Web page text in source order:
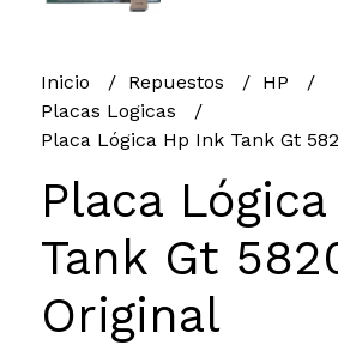
Inicio Repuestos
HP
Placas Logicas
Placa Lógica Hp Ink Tank Gt
Placa
Tank Gt
Original